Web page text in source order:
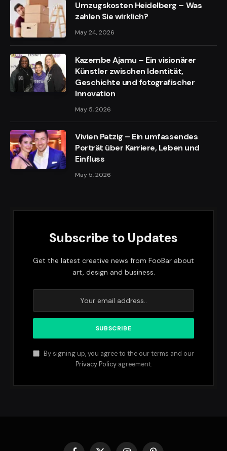
Umzugskosten Heidelberg – Was
zahlen Sie wirklich?
May 24, 2026
Kazembe Ajamu – Ein visionärer
Künstler zwischen Identität,
Geschichte und fotografischer
Innovation
May 5, 2026
Vivien Patzig – Ein umfassendes
Porträt über Karriere, Leben und
Einfluss
May 5, 2026
Subscribe to Updates
Get the latest creative news from FooBar about
art, design and business.
By signing up, you agree to the our terms and our
Privacy Policyagreement.